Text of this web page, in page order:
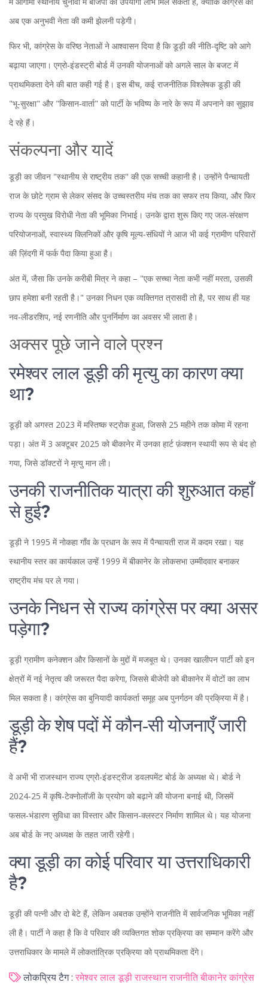
अब एक अनुभवी नेता की कमी झेलनी पड़ेगी।
फिर भी, कांग्रेस के वरिष्ठ नेताओं ने आश्वासन दिया है कि डूड़ी की नीति‑दृष्टि को आगे
बढ़ाया जाएगा। एग्रो‑इंडस्ट्री बोर्ड में उनकी योजनाओं को अगले साल के बजट में
प्राथमिकता देने की बात कही गई है। इस बीच, कई राजनीतिक विश्लेषक डूड़ी की
"भू‑सुरक्षा" और "किसान‑वार्ता" को पार्टी के भविष्य के नारे के रूप में अपनाने का सुझाव
दे रहे हैं।
संकल्पना और यादें
डूड़ी का जीवन "स्थानीय से राष्ट्रीय तक" की एक सच्ची कहानी है। उन्होंने पैन्चायती
राज के छोटे ग्राम से लेकर संसद के उच्चस्तरीय मंच तक का सफर तय किया, और फिर
राज्य के प्रमुख विरोधी नेता की भूमिका निभाई। उनके द्वारा शुरू किए गए जल‑संरक्षण
परियोजनाओं, स्वास्थ्य क्लिनिकों और कृषि मूल्य‑संधियों ने आज भी कई ग्रामीण परिवारों
की ज़िंदगी में फर्क पैदा किया हुआ है।
अंत में, जैसा कि उनके करीबी मित्र ने कहा – "एक सच्चा नेता कभी नहीं मरता, उसकी
छाप हमेशा बनी रहती है।" उनका निधन एक व्यक्तिगत त्रासदी तो है, पर साथ ही यह
नव‑लीडरशिप, नई रणनीति और पुनर्निर्माण का अवसर भी लाता है।
अक्सर पूछे जाने वाले प्रश्न
रमेश्वर लाल डूड़ी की मृत्यु का कारण क्या
था?
डूड़ी को अगस्त 2023 में मस्तिष्क स्ट्रोक हुआ, जिससे 25 महीने तक कोमा में रहना
पड़ा। अंत में 3 अक्टूबर 2025 को बीकानेर में उनका हार्ट फ़ंक्शन स्थायी रूप से बंद हो
गया, जिसे डॉक्टरों ने मृत्यु मान ली।
उनकी राजनीतिक यात्रा की शुरुआत कहाँ
से हुई?
डूड़ी ने 1995 में नोकहा गाँव के प्रधान के रूप में पैन्चायती राज में कदम रखा। यह
स्थानीय स्तर का कार्यकाल उन्हें 1999 में बीकानेर के लोकसभा उम्मीदवार बनाकर
राष्ट्रीय मंच पर ले गया।
उनके निधन से राज्य कांग्रेस पर क्या असर
पड़ेगा?
डूड़ी ग्रामीण कनेक्शन और किसानों के मुद्दों में मजबूत थे। उनका खालीपन पार्टी को इन
क्षेत्रों में नई नेतृत्व की जरूरत पैदा करेगा, जिससे बीजेपी को बीकानेर में वोटों का लाभ
मिल सकता है। कांग्रेस का बुनियादी कार्यकर्ता समूह अब पुनर्गठन की प्रक्रिया में है।
डूड़ी के शेष पदों में कौन‑सी योजनाएँ जारी
हैं?
वे अभी भी राजस्थान राज्य एग्रो‑इंडस्ट्रीज डवलपमेंट बोर्ड के अध्यक्ष थे। बोर्ड ने
2024‑25 में कृषि‑टेक्नोलॉजी के प्रयोग को बढ़ाने की योजना बनाई थी, जिसमें
फसल‑भंडारण सुविधा का विस्तार और किसान‑क्लस्टर निर्माण शामिल थे। यह योजना
अब बोर्ड के नए अध्यक्ष के तहत जारी रहेगी।
क्या डूड़ी का कोई परिवार या उत्तराधिकारी
है?
डूड़ी की पत्नी और दो बेटे हैं, लेकिन अबतक उन्होंने राजनीति में सार्वजनिक भूमिका नहीं
ली है। पार्टी ने कहा है कि वे परिवार की व्यक्तिगत शोक प्रक्रिया का सम्मान करेंगे और
उत्तराधिकार के मामले में लोकतांत्रिक प्रक्रिया को प्राथमिकता देंगे।
लोकप्रिय टैग : रमेश्वर लाल डूड़ी राजस्थान राजनीति बीकानेर कांग्रेस